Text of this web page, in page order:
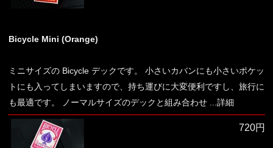
Bicycle Mini (Orange)
ミニサイズの Bicycle デックです。 小さいカバンにも小さいポケッ
トにも入ってしまいますので、持ち運びに大変便利ですし、旅行に
も最適です。 ノーマルサイズのデックと組み合わせ ...詳細
720円